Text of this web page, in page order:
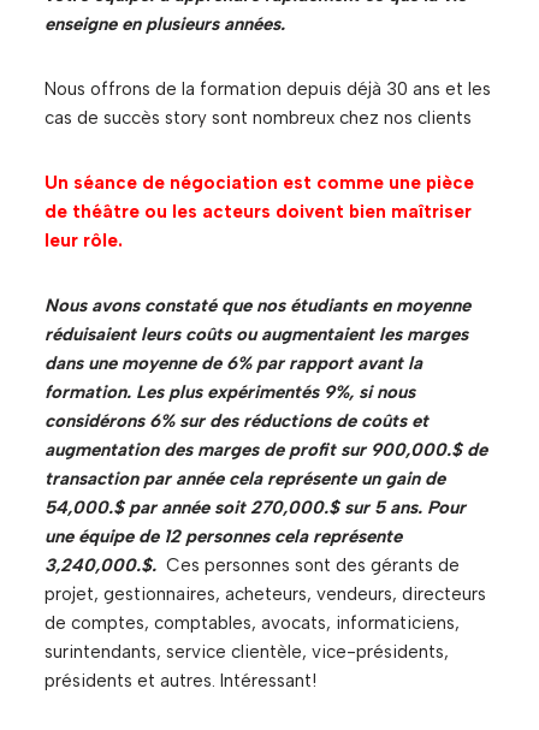
enseigne en plusieurs années.
Nous offrons de la formation depuis déjà 30 ans et les
cas de succès story sont nombreux chez nos clients
Un séance de négociation est comme une pièce
de théâtre ou les acteurs doivent bien maîtriser
leur rôle.
Nous avons constaté que nos étudiants en moyenne
réduisaient leurs coûts ou augmentaient les marges
dans une moyenne de 6% par rapport avant la
formation. Les plus expérimentés 9%, si nous
considérons 6% sur des réductions de coûts et
augmentation des marges de profit sur 900,000.$ de
transaction par année cela représente un gain de
54,000.$ par année soit 270,000.$ sur 5 ans. Pour
une équipe de 12 personnes cela représente
3,240,000.$.Ces personnes sont des gérants de
projet, gestionnaires, acheteurs, vendeurs, directeurs
de comptes, comptables, avocats, informaticiens,
surintendants, service clientèle, vice-présidents,
présidents et autres. Intéressant!